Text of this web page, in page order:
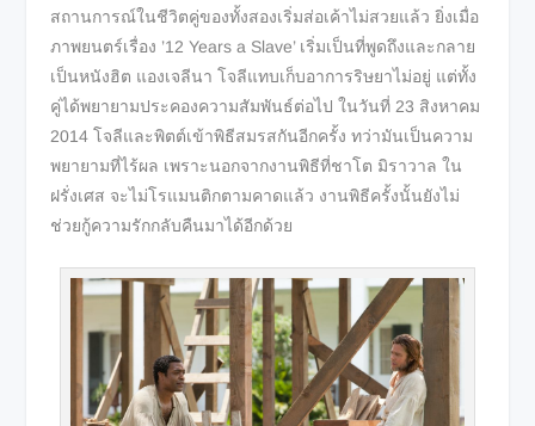
สถานการณ์ในชีวิตคู่ของทั้งสองเริ่มส่อเค้าไม่สวยแล้ว ยิ่งเมื่อ
ภาพยนตร์เรื่อง ’12 Years a Slave’ เริ่มเป็นที่พูดถึงและกลาย
เป็นหนังฮิต แองเจลีนา โจลีแทบเก็บอาการริษยาไม่อยู่ แต่ทั้ง
คู่ได้พยายามประคองความสัมพันธ์ต่อไป ในวันที่ 23 สิงหาคม
2014 โจลีและพิตต์เข้าพิธีสมรสกันอีกครั้ง ทว่ามันเป็นความ
พยายามที่ไร้ผล เพราะนอกจากงานพิธีที่ชาโต มิราวาล ใน
ฝรั่งเศส จะไม่โรแมนติกตามคาดแล้ว งานพิธีครั้งนั้นยังไม่
ช่วยกู้ความรักกลับคืนมาได้อีกด้วย